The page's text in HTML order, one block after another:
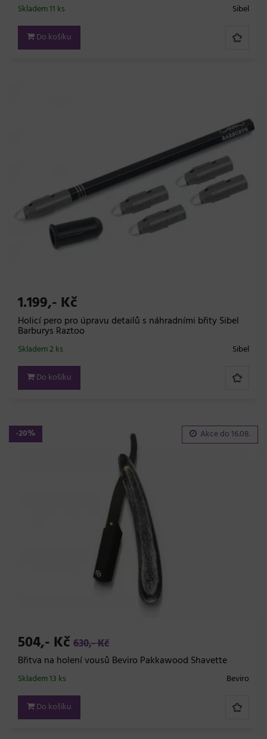
Sibel
Skladem 11 ks
Do košíku
1.199,- Kč
Holicí pero pro úpravu detailů s náhradními břity Sibel
Barburys Raztoo
Sibel
Skladem 2 ks
Do košíku
-20% Akce do16.08.
504,- Kč 630,- Kč
Břitva na holení vousů Beviro Pakkawood Shavette
Beviro
Skladem 13 ks
Do košíku